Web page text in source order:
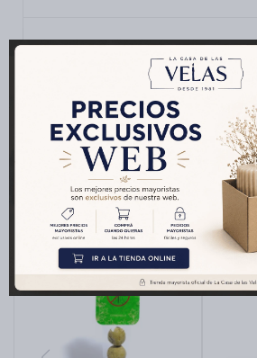
Medios de pago
Productos que te